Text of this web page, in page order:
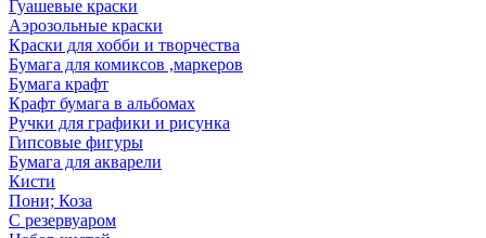
Гуашевые краски
Аэрозольные краски
Краски для хобби и творчества
Бумага для комиксов ,маркеров
Бумага крафт
Крафт бумага в альбомах
Ручки для графики и рисунка
Гипсовые фигуры
Бумага для акварели
Кисти
Пони; Коза
С резервуаром